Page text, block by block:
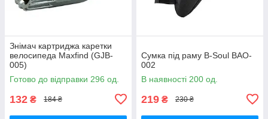
Знімач картриджа каретки
велосипеда Maxfind (GJB-
005)
Готово до відправки 296 од.
132 ₴ 184 ₴
Сумка під раму B-Soul BAO-
002
В наявності 200 од.
219 ₴ 230 ₴